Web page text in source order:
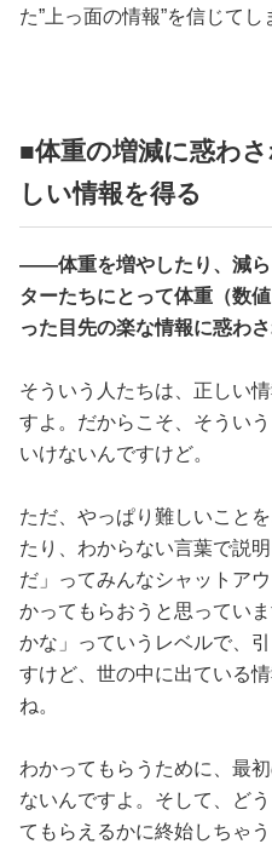
た”上っ面の情報”を信じてし
■体重の増減に惑わ
しい情報を得る
――体重を増やしたり、減
ターたちにとって体重（数
った目先の楽な情報に惑わ
そういう人たちは、正しい
すよ。だからこそ、そうい
いけないんですけど。
ただ、やっぱり難しいこと
たり、わからない言葉で説
だ」ってみんなシャットア
かってもらおうと思ってい
かな」っていうレベルで、
すけど、世の中に出ている
ね。
わかってもらうために、最
ないんですよ。そして、ど
てもらえるかに終始しちゃ